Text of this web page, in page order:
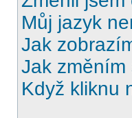
Můj jazyk
Jak
Jak
Když kliknu